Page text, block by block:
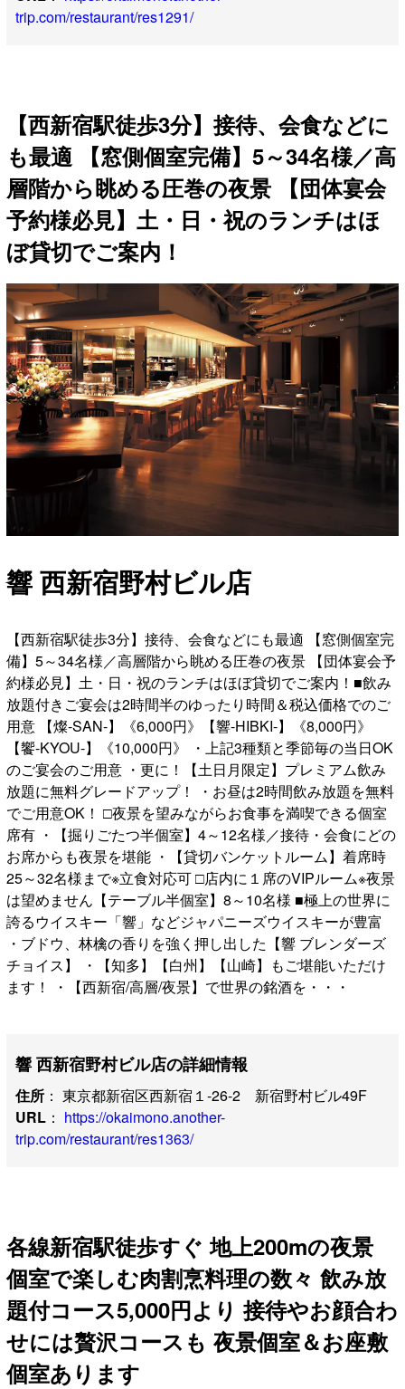
trip.com/restaurant/res1291/
【西新宿駅徒歩3分】接待、会食などに
も最適 【窓側個室完備】5～34名様／高
層階から眺める圧巻の夜景 【団体宴会
予約様必見】土・日・祝のランチはほ
ぼ貸切でご案内！
響 西新宿野村ビル店
【西新宿駅徒歩3分】接待、会食などにも最適 【窓側個室完
備】5～34名様／高層階から眺める圧巻の夜景 【団体宴会予
約様必見】土・日・祝のランチはほぼ貸切でご案内！■飲み
放題付きご宴会は2時間半のゆったり時間＆税込価格でのご
用意 【燦-SAN-】《6,000円》【響-HIBKI-】《8,000円》
【饗-KYOU-】《10,000円》 ・上記3種類と季節毎の当日OK
のご宴会のご用意 ・更に！【土日月限定】プレミアム飲み
放題に無料グレードアップ！ ・お昼は2時間飲み放題を無料
でご用意OK！ □夜景を望みながらお食事を満喫できる個室
席有 ・【掘りごたつ半個室】4～12名様／接待・会食にどの
お席からも夜景を堪能 ・【貸切バンケットルーム】着席時
25～32名様まで※立食対応可 □店内に１席のVIPルーム※夜景
は望めません【テーブル半個室】8～10名様 ■極上の世界に
誇るウイスキー「響」などジャパニーズウイスキーが豊富
・ブドウ、林檎の香りを強く押し出した【響 ブレンダーズ
チョイス】 ・【知多】【白州】【山崎】もご堪能いただけ
ます！ ・【西新宿/高層/夜景】で世界の銘酒を・・・
響 西新宿野村ビル店の詳細情報
住所 ： 東京都新宿区西新宿１-26-2 新宿野村ビル49F
URL ： https://okaimono.another-
trip.com/restaurant/res1363/
各線新宿駅徒歩すぐ 地上200mの夜景
個室で楽しむ肉割烹料理の数々 飲み放
題付コース5,000円より 接待やお顔合わ
せには贅沢コースも 夜景個室＆お座敷
個室あります